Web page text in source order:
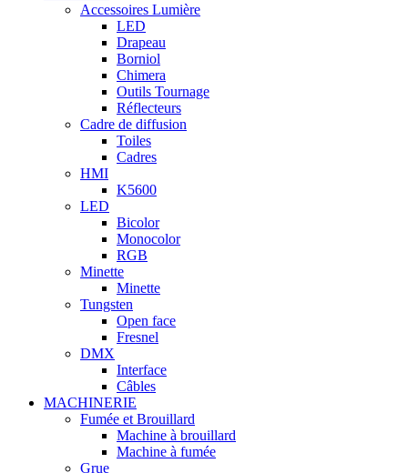
Accessoires Lumière
LED
Drapeau
Borniol
Chimera
Outils Tournage
Réflecteurs
Cadre de diffusion
Toiles
Cadres
HMI
K5600
LED
Bicolor
Monocolor
RGB
Minette
Minette
Tungsten
Open face
Fresnel
DMX
Interface
Câbles
MACHINERIE
Fumée et Brouillard
Machine à brouillard
Machine à fumée
Grue